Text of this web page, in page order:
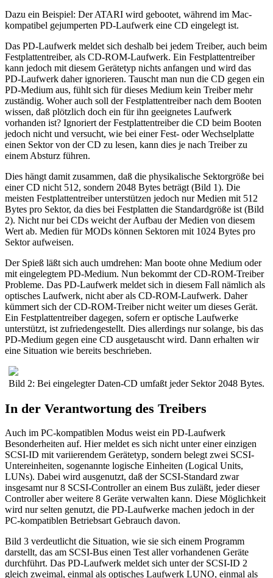
Dazu ein Beispiel: Der ATARI wird gebootet, während im Mac-
kompatibel gejumperten PD-Laufwerk eine CD eingelegt ist.
Das PD-Laufwerk meldet sich deshalb bei jedem Treiber, auch beim
Festplattentreiber, als CD-ROM-Laufwerk. Ein Festplattentreiber
kann jedoch mit diesem Gerätetyp nichts anfangen und wird das
PD-Laufwerk daher ignorieren. Tauscht man nun die CD gegen ein
PD-Medium aus, fühlt sich für dieses Medium kein Treiber mehr
zuständig. Woher auch soll der Festplattentreiber nach dem Booten
wissen, daß plötzlich doch ein für ihn geeignetes Laufwerk
vorhanden ist? Ignoriert der Festplattentreiber die CD beim Booten
jedoch nicht und versucht, wie bei einer Fest- oder Wechselplatte
einen Sektor von der CD zu lesen, kann dies je nach Treiber zu
einem Absturz führen.
Dies hängt damit zusammen, daß die physikalische Sektorgröße bei
einer CD nicht 512, sondern 2048 Bytes beträgt (Bild 1). Die
meisten Festplattentreiber unterstützen jedoch nur Medien mit 512
Bytes pro Sektor, da dies bei Festplatten die Standardgröße ist (Bild
2). Nicht nur bei CDs weicht der Aufbau der Medien von diesem
Wert ab. Medien für MODs können Sektoren mit 1024 Bytes pro
Sektor aufweisen.
Der Spieß läßt sich auch umdrehen: Man boote ohne Medium oder
mit eingelegtem PD-Medium. Nun bekommt der CD-ROM-Treiber
Probleme. Das PD-Laufwerk meldet sich in diesem Fall nämlich als
optisches Laufwerk, nicht aber als CD-ROM-Laufwerk. Daher
kümmert sich der CD-ROM-Treiber nicht weiter um dieses Gerät.
Ein Festplattentreiber dagegen, sofern er optische Laufwerke
unterstützt, ist zufriedengestellt. Dies allerdings nur solange, bis das
PD-Medium gegen eine CD ausgetauscht wird. Dann erhalten wir
eine Situation wie bereits beschrieben.
Bild 2: Bei eingelegter Daten-CD umfaßt jeder Sektor 2048 Bytes.
In der Verantwortung des Treibers
Auch im PC-kompatiblen Modus weist ein PD-Laufwerk
Besonderheiten auf. Hier meldet es sich nicht unter einer einzigen
SCSI-ID mit variierendem Gerätetyp, sondern belegt zwei SCSI-
Untereinheiten, sogenannte logische Einheiten (Logical Units,
LUNs). Dabei wird ausgenutzt, daß der SCSI-Standard zwar
insgesamt nur 8 SCSI-Controller an einem Bus zuläßt, jeder dieser
Controller aber weitere 8 Geräte verwalten kann. Diese Möglichkeit
wird nur selten genutzt, die PD-Laufwerke machen jedoch in der
PC-kompatiblen Betriebsart Gebrauch davon.
Bild 3 verdeutlicht die Situation, wie sie sich einem Programm
darstellt, das am SCSI-Bus einen Test aller vorhandenen Geräte
durchführt. Das PD-Laufwerk meldet sich unter der SCSI-ID 2
gleich zweimal, einmal als optisches Laufwerk LUNO, einmal als